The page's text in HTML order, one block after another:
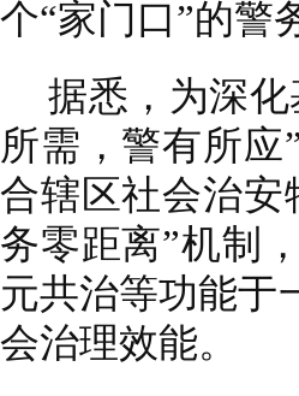
个“家门口”的警
据悉，为深
所需，警有所
合辖区社会治安
务零距离”机制
元共治等功能于
会治理效能。